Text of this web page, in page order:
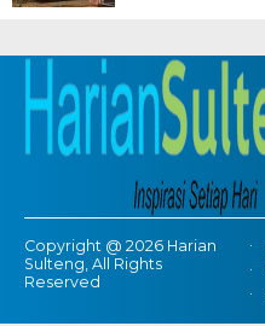
Copyright @ 2026 Harian
Sulteng, All Rights
Reserved